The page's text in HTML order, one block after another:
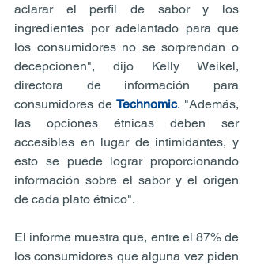
aclarar el perfil de sabor y los
ingredientes por adelantado para que
los consumidores no se sorprendan o
decepcionen", dijo Kelly Weikel,
directora de información para
consumidores de Technomic. "Además,
las opciones étnicas deben ser
accesibles en lugar de intimidantes, y
esto se puede lograr proporcionando
información sobre el sabor y el origen
de cada plato étnico".
El informe muestra que, entre el 87% de
los consumidores que alguna vez piden